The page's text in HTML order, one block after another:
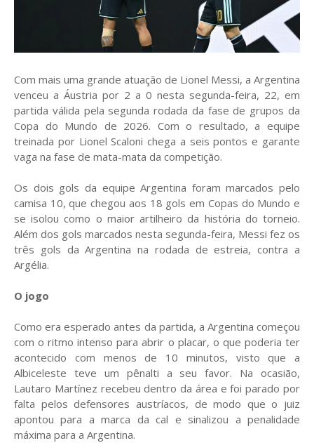
Com mais uma grande atuação de Lionel Messi, a Argentina
venceu a Áustria por 2 a 0 nesta segunda-feira, 22, em
partida válida pela segunda rodada da fase de grupos da
Copa do Mundo de 2026. Com o resultado, a equipe
treinada por Lionel Scaloni chega a seis pontos e garante
vaga na fase de mata-mata da competição.
Os dois gols da equipe Argentina foram marcados pelo
camisa 10, que chegou aos 18 gols em Copas do Mundo e
se isolou como o maior artilheiro da história do torneio.
Além dos gols marcados nesta segunda-feira, Messi fez os
três gols da Argentina na rodada de estreia, contra a
Argélia.
O jogo
Como era esperado antes da partida, a Argentina começou
com o ritmo intenso para abrir o placar, o que poderia ter
acontecido com menos de 10 minutos, visto que a
Albiceleste teve um pênalti a seu favor. Na ocasião,
Lautaro Martínez recebeu dentro da área e foi parado por
falta pelos defensores austríacos, de modo que o juiz
apontou para a marca da cal e sinalizou a penalidade
máxima para a Argentina.